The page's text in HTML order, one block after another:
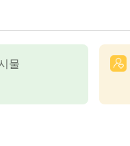
물